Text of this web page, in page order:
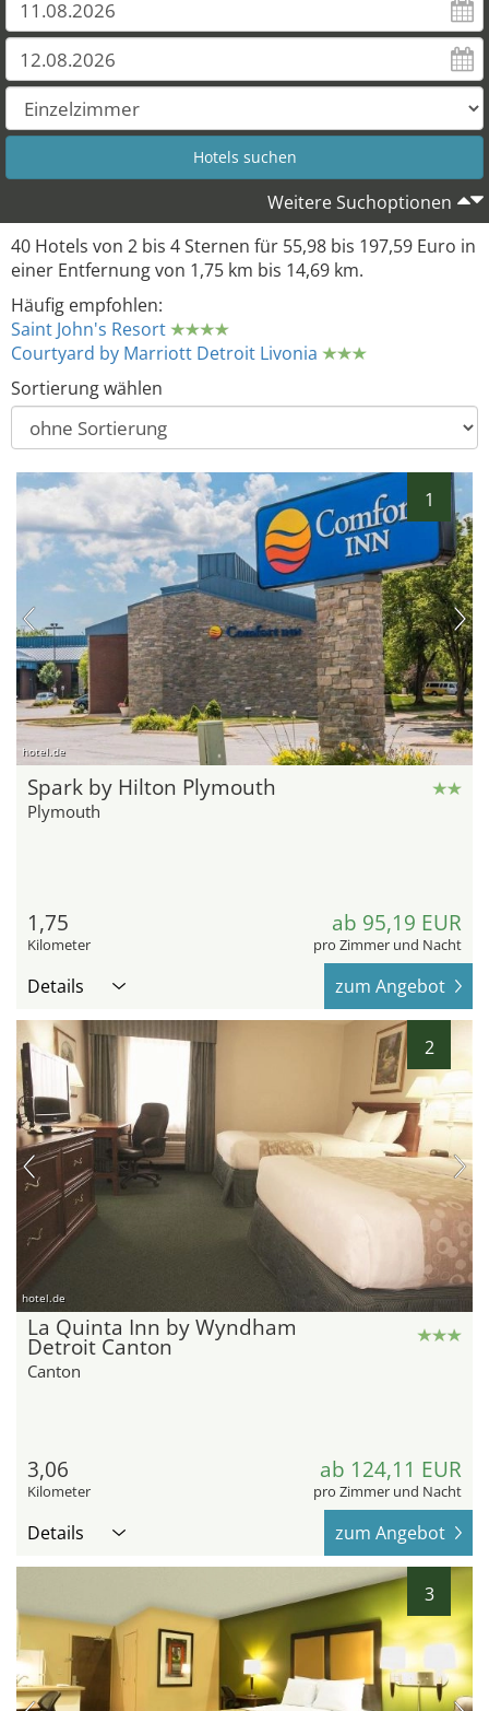
Weitere Suchoptionen
40 Hotels von 2 bis 4 Sternen für 55,98 bis 197,59 Euro in
einer Entfernung von 1,75 km bis 14,69 km.
Häufig empfohlen:
Saint John's Resort
Courtyard by Marriott Detroit Livonia
Sortierung wählen
1
hotel.de
Spark by Hilton Plymouth
Plymouth
1,75
Kilometer
ab 95,19 EUR
pro Zimmer und Nacht
Details zum Angebot
2
hotel.de
La Quinta Inn by Wyndham
Detroit Canton
Canton
3,06
Kilometer
ab 124,11 EUR
pro Zimmer und Nacht
Details zum Angebot
3